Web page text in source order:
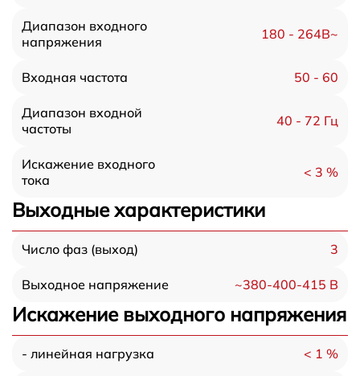
Диапазон входного
напряжения
180 - 264В~
Входная частота 50 - 60
Диапазон входной
частоты
40 - 72 Гц
Искажение входного
тока
< 3 %
Выходные характеристики
Число фаз (выход) 3
Выходное напряжение ~380-400-415 В
Искажение выходного напряжения
- линейная нагрузка < 1 %